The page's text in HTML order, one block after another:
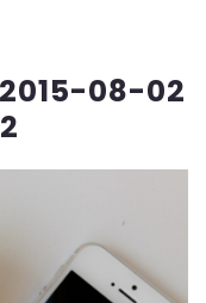
2015-08-02